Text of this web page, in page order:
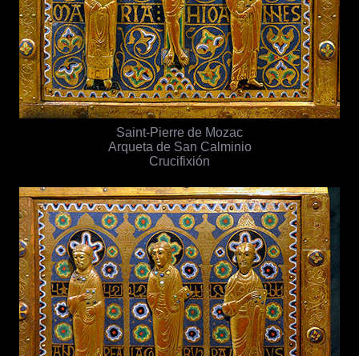
Saint-Pierre de Mozac
Arqueta de San Calminio
Crucifixión